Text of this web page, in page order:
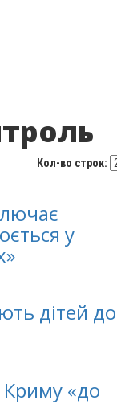
Кол-во строк:
у
дітей до
Криму «до